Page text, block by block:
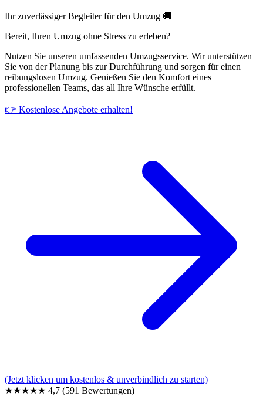
Ihr zuverlässiger Begleiter für den Umzug 🚚
Bereit, Ihren Umzug ohne Stress zu erleben?
Nutzen Sie unseren umfassenden Umzugsservice. Wir unterstützen
Sie von der Planung bis zur Durchführung und sorgen für einen
reibungslosen Umzug. Genießen Sie den Komfort eines
professionellen Teams, das all Ihre Wünsche erfüllt.
👉 Kostenlose Angebote erhalten!
(Jetzt klicken um kostenlos & unverbindlich zu starten)
★★★★★ 4,7 (591 Bewertungen)